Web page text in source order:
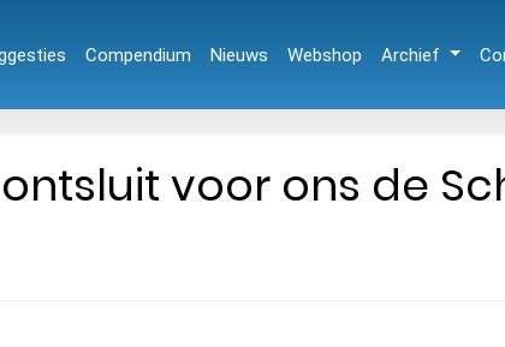
Compendium Nieuws Webshop Archief
voor ons de